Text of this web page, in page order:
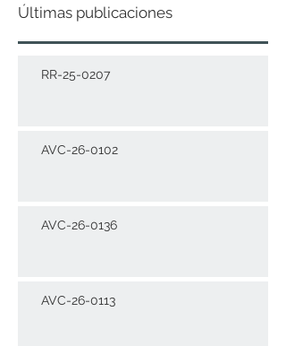
Últimas publicaciones
RR-25-0207
AVC-26-0102
AVC-26-0136
AVC-26-0113